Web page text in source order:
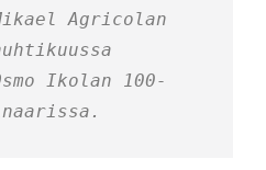
Agricolan
Ikolan 100-